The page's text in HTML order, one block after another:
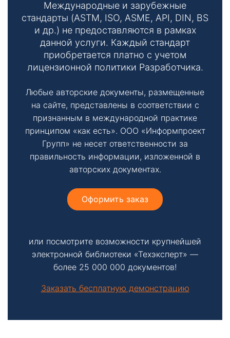
Международные и зарубежные
стандарты (ASTM, ISO, ASME, API, DIN, BS
и др.) не предоставляются в рамках
данной услуги. Каждый стандарт
приобретается платно с учетом
лицензионной политики Разработчика.
Любые авторские документы, размещенные
на сайте, представлены в соответствии с
признанным в международной практике
принципом «как есть». ООО «Информпроект
Групп» не несет ответственности за
правильность информации, изложенной в
авторских документах.
Оформить заказ
или посмотрите возможности крупнейшей
электронной библиотеки «Техэксперт» —
более 25 000 000 документов!
Заказать бесплатную демонстрацию
Необходимые
необязательны.
Они необходимы
функционирования